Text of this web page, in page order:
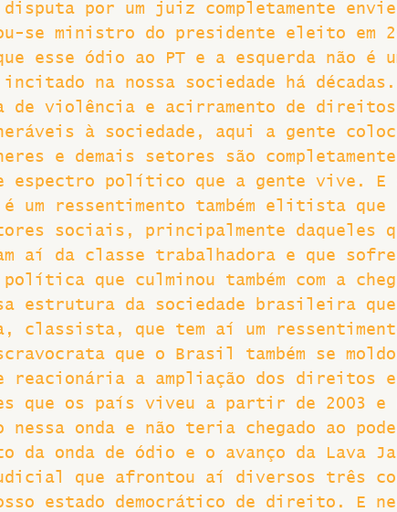
por um juiz completamente
se ministro do presidente eleito em
esse ódio ao PT e a esquerda não é
incitado na nossa sociedade há
de violência e acirramento de
à sociedade, aqui a gente
e demais setores são
espectro político que a gente vive. E
um ressentimento também elitista que
sociais, principalmente daqueles
aí da classe trabalhadora e que
que culminou também com a
estrutura da sociedade brasileira que
classista, que tem aí um
que o Brasil também se
reacionária a ampliação dos direitos
que os país viveu a partir de 2003 e
nessa onda e não teria chegado ao
da onda de ódio e o avanço da Lava
que afrontou aí diversos três
estado democrático de direito. E